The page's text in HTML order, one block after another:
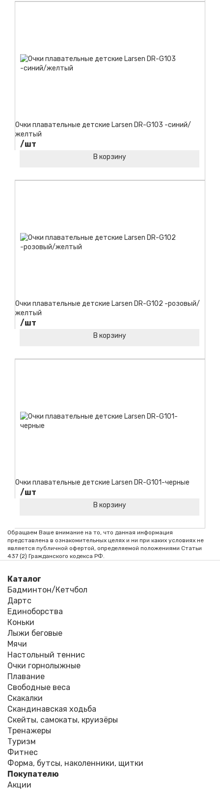
Очки плавательные детские Larsen DR-G103 -синий/
желтый
/шт
В корзину
Очки плавательные детские Larsen DR-G102 -розовый/
желтый
/шт
В корзину
Очки плавательные детские Larsen DR-G101-черные
/шт
В корзину
Обращаем Ваше внимание на то, что данная информация
представлена в ознакомительных целях и ни при каких условиях не
является публичной офертой, определяемой положениями Статьи
437 (2) Гражданского кодекса РФ.
Каталог
Бадминтон/Кетчбол
Дартс
Единоборства
Коньки
Лыжи беговые
Мячи
Настольный теннис
Очки горнолыжные
Плавание
Свободные веса
Скакалки
Скандинавская ходьба
Скейты, самокаты, круизёры
Тренажеры
Туризм
Фитнес
Форма, бутсы, наколенники, щитки
Покупателю
Акции